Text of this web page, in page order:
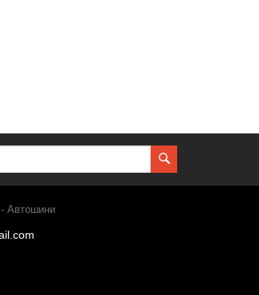
- Автошини